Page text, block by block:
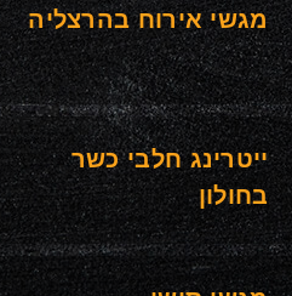
מגשי אירוח בהרצליה
ייטרינג חלבי כשר
בחולון